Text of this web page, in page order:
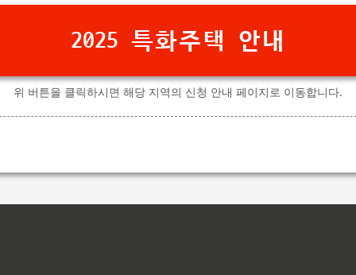
2025 특화주택 안내
위 버튼을 클릭하시면 해당 지역의 신청 안내 페이지로 이동합니다.